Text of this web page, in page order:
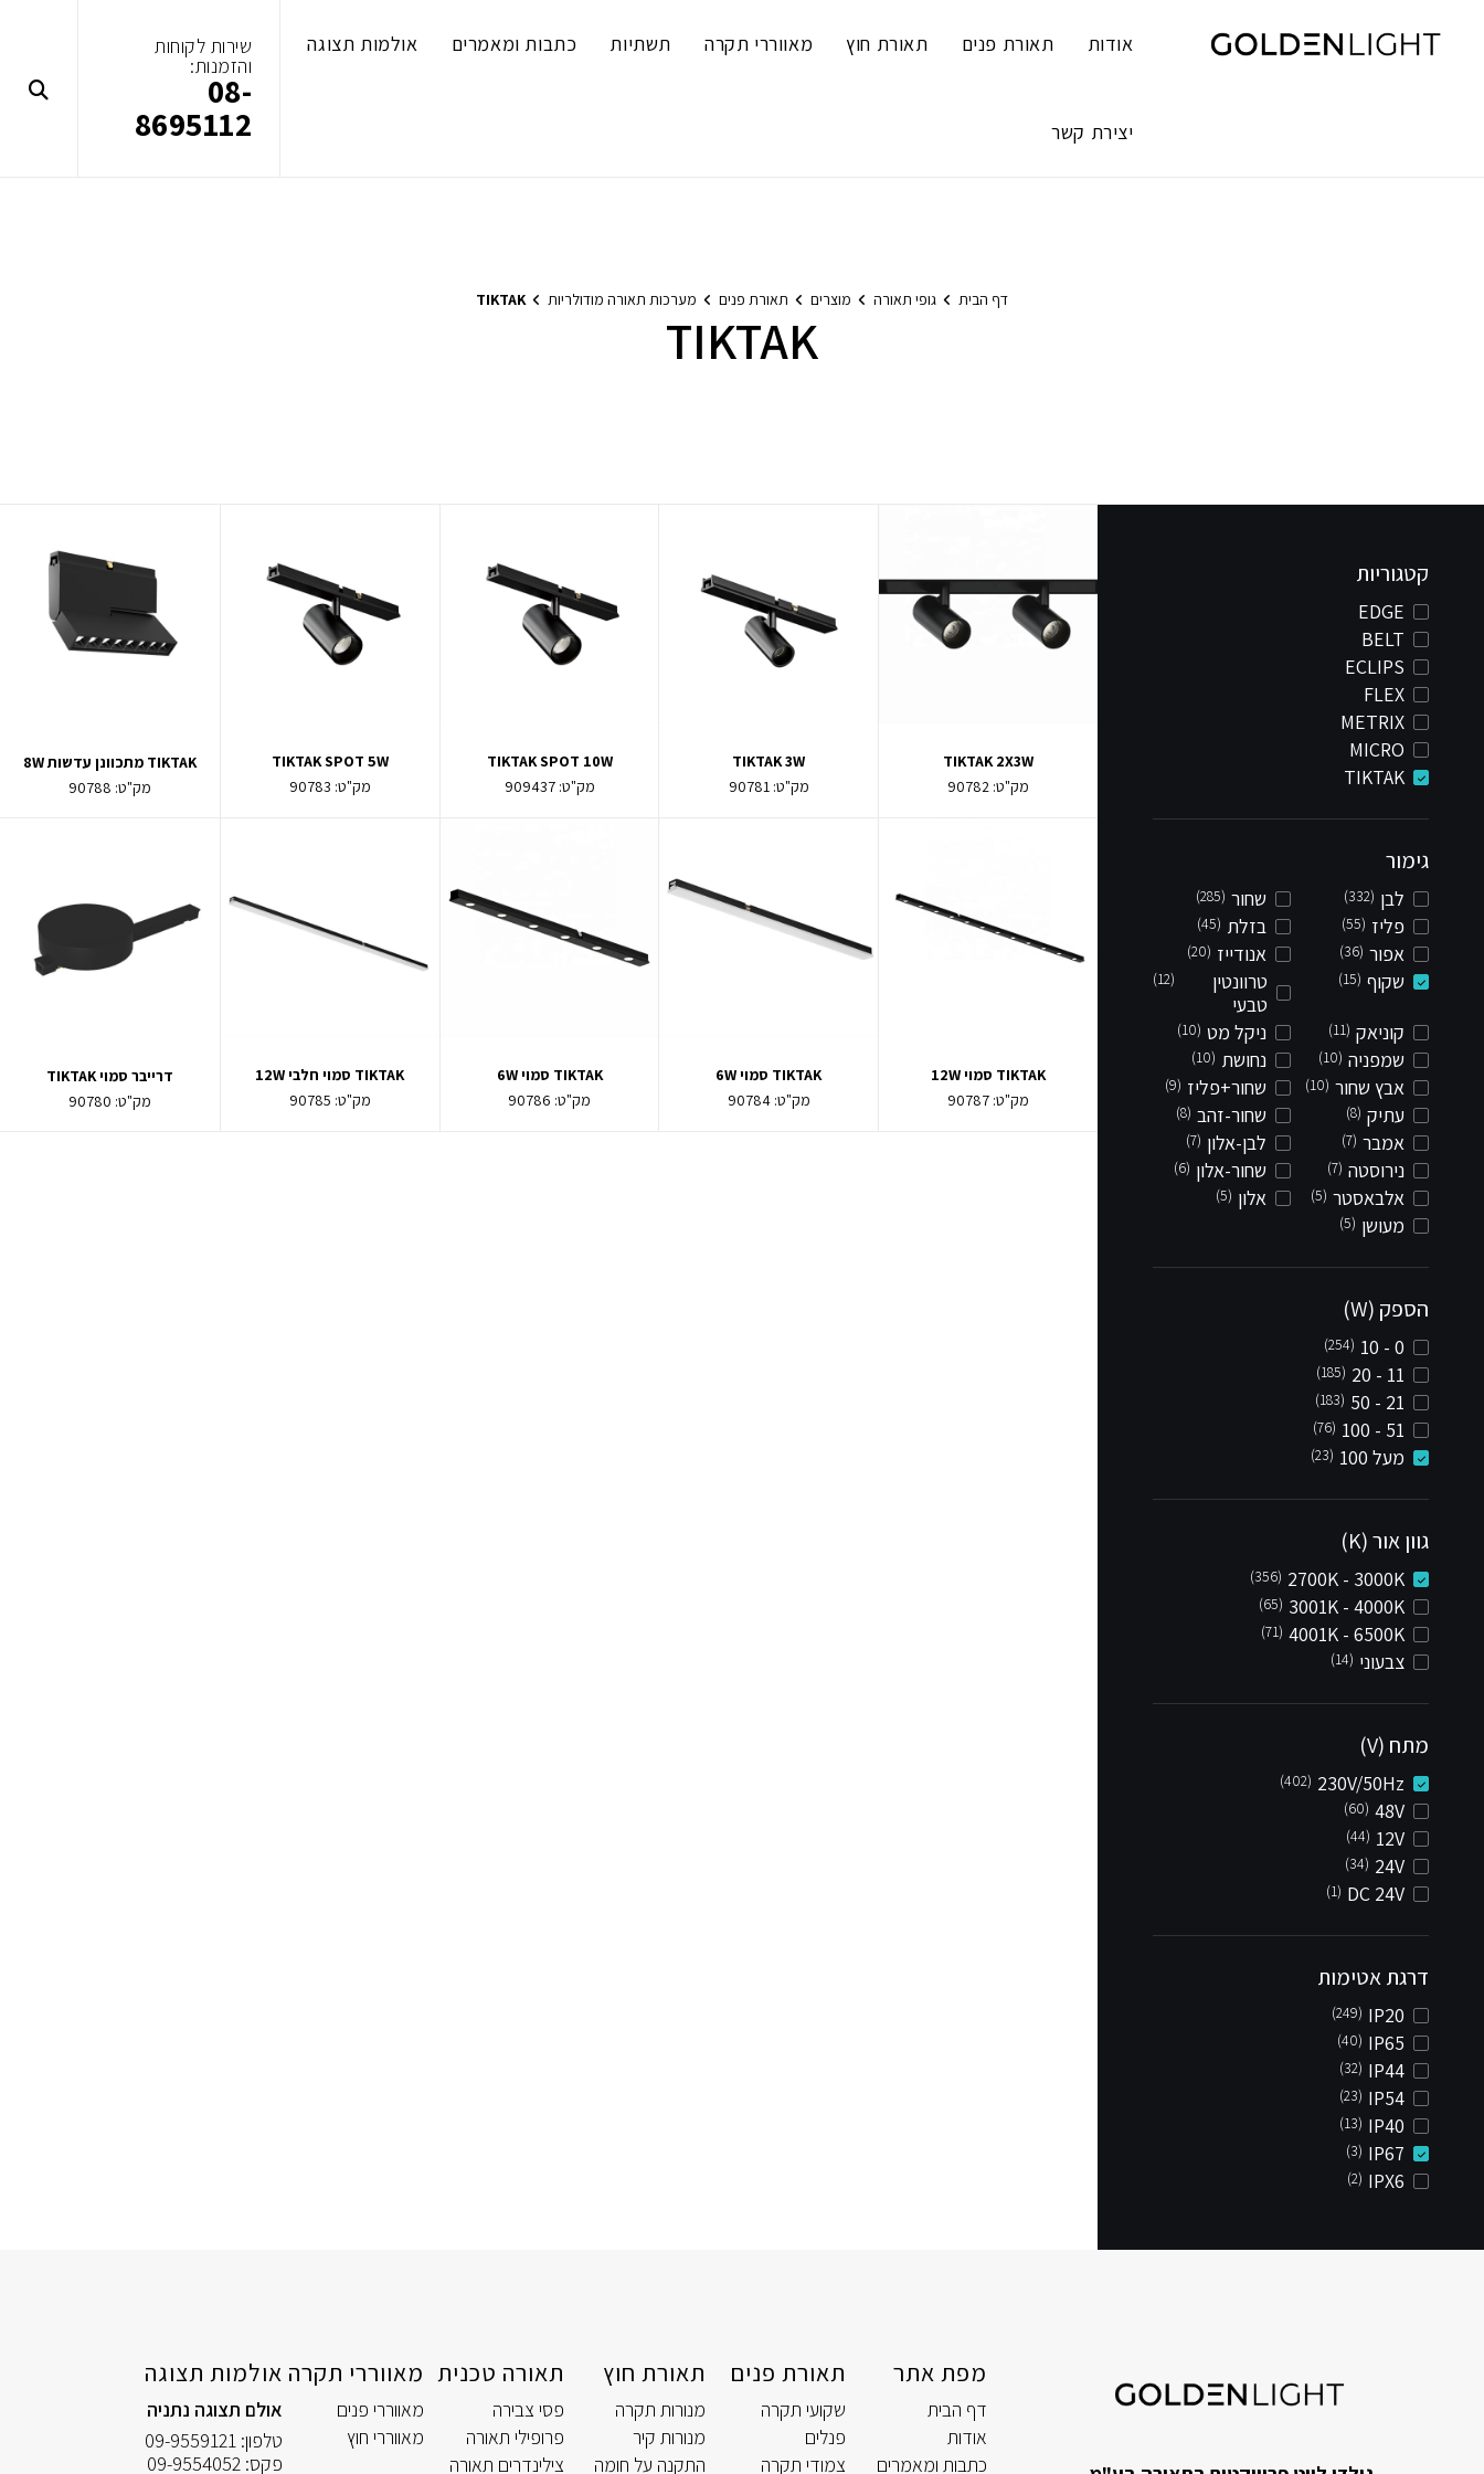
content
אודות תאורת פנים תאורת חוץ מאווררי תקרה תשתיות כתבות ומאמרים אולמות תצוגה
יצירת קשר
שירות לקוחות
והזמנות:
08-
8695112
דף הבית גופי תאורה מוצרים תאורת פנים מערכות תאורה מודולריות TIKTAK
TIKTAK
קטגוריות
EDGE
BELT
ECLIPS
FLEX
METRIX
MICRO
TIKTAK
גימור
לבן (332) שחור (285)
פליז (55) בזלת (45)
אפור (36) אנודייז (20)
שקוף (15)
טרוונטין
טבעי
(12)
קוניאק (11) ניקל מט (10)
שמפניה (10) נחושת (10)
אבץ שחור (10) שחור+פליז (9)
עתיק (8) שחור-זהב (8)
אמבר (7) לבן-אלון (7)
נירוסטה (7) שחור-אלון (6)
אלבאסטר (5) אלון (5)
מעושן (5)
הספק (W)
0 - 10
(254)
11 - 20
(185)
21 - 50
(183)
51 - 100
(76)
מעל 100 (23)
גוון אור (K)
2700K - 3000K
(356)
3001K - 4000K
(65)
4001K - 6500K
(71)
צבעוני (14)
מתח (V)
230V/50Hz
(402)
48V
(60)
12V
(44)
24V
(34)
DC 24V
(1)
דרגת אטימות
IP20
(249)
IP65
(40)
IP44
(32)
IP54
(23)
IP40
(13)
IP67
(3)
IPX6
(2)
TIKTAK 2X3W
מק"ט: 90782
TIKTAK 3W
מק"ט:90781
TIKTAK SPOT 10W
מק"ט:909437
TIKTAK SPOT 5W
מק"ט: 90783
TIKTAK מתכוונן עדשות 8W
מק"ט: 90788
TIKTAK סמוי 12W
מק"ט: 90787
TIKTAK סמוי 6W
מק"ט:90784
TIKTAK סמוי 6W
מק"ט: 90786
TIKTAK סמוי חלבי 12W
מק"ט: 90785
דרייבר סמוי TIKTAK
מק"ט: 90780
מפת אתר
דף הבית
אודות
כתבות ומאמרים
תאורת פנים
שקועי תקרה
פנלים
צמודי תקרה
תאורת חוץ
מנורות תקרה
מנורות קיר
התקנה על חומה
תאורה טכנית
פסי צבירה
פרופילי תאורה
צילינדרים תאורה
מאווררי תקרה
מאווררי פנים
מאווררי חוץ
אולמות תצוגה
אולם תצוגה נתניה
טלפון: 09-9559121
פקס: 09-9554052